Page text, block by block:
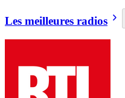
Les meilleures radios